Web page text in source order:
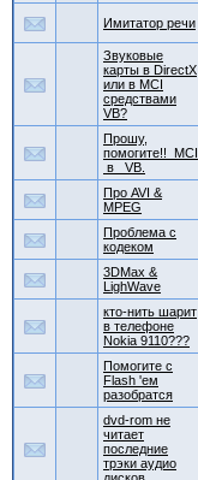
Имитатор речи
Звуковые
карты в DirectX
или в MCI
средствами
VB?
Прошу,
помогите!! MCI
в VB.
Про AVI &
MPEG
Проблема с
кодеком
3DMax &
LighWave
кто-нить шарит
в телефоне
Nokia 9110???
Помогите с
Flash 'ем
разобратся
dvd-rom не
читает
последние
трэки аудио